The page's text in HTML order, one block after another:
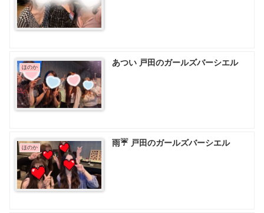
ほのか あつい 戸田のガールズバーシエル
ほのか 雨☔️ 戸田のガールズバーシエル